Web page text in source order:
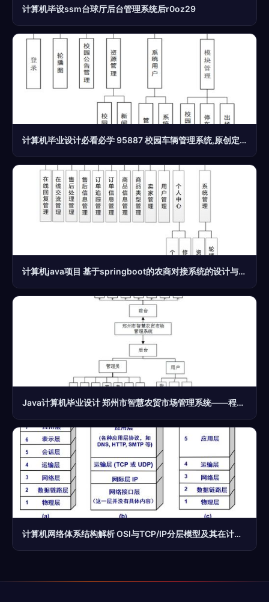
计算机毕设ssm台球厅后台管理系统后r0oz29
计算机毕业设计必看必学 95887 校园车辆管理系统,原创定制程序, java php python 小程序 文案全套 毕设成品等
计算机java项目 基于springboot的农商对接系统的设计与实现
Java计算机毕业设计 郑州市智慧农贸市场管理系统——程序、论文与部署的计算机系统服务实践
计算机网络体系结构解析 OSI与TCP/IP分层模型及其在计算机系统服务中的应用